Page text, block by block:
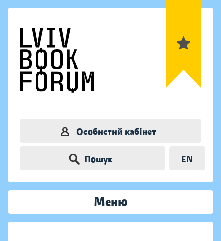
Особистий кабінет
Пошук EN
Меню